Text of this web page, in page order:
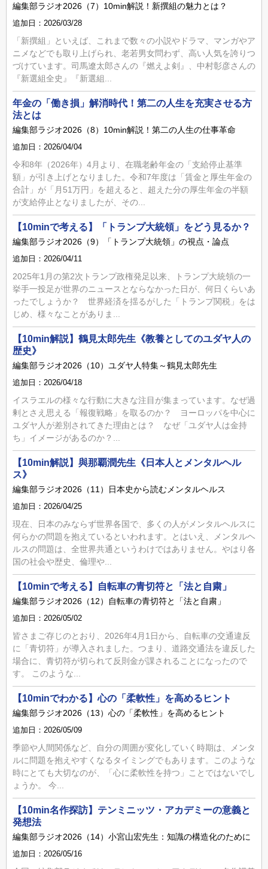
編集部ラジオ2026（7）10min解説！新撰組の魅力とは？
追加日：2026/03/28
「新撰組」といえば、これまで数々の小説やドラマ、マンガやア
ニメなどでも取り上げられ、老若男女問わず、高い人気を誇りつ
づけています。司馬遼太郎さんの『燃えよ剣』、中村彰彦さんの
『新選組全史』『新選組...
年金の「働き損」解消時代！第二の人生を充実させる方
法とは
編集部ラジオ2026（8）10min解説！第二の人生の仕事革命
追加日：2026/04/04
令和8年（2026年）4月より、在職老齢年金の「支給停止基準
額」が引き上げとなりました。令和7年度は「賃金と厚生年金の
合計」が「月51万円」を超えると、超えた分の厚生年金の半額
が支給停止となりましたが、その...
【10minで考える】「トランプ大統領」をどう見るか？
編集部ラジオ2026（9）「トランプ大統領」の視点・論点
追加日：2026/04/11
2025年1月の第2次トランプ政権発足以来、トランプ大統領の一
挙手一投足が世界のニュースとならなかった日が、何日くらいあ
ったでしょうか？ 世界経済を揺るがした「トランプ関税」をは
じめ、様々なことがありま...
【10min解説】鶴見太郎先生《教養としてのユダヤ人の
歴史》
編集部ラジオ2026（10）ユダヤ人特集～鶴見太郎先生
追加日：2026/04/18
イスラエルの様々な行動に大きな注目が集まっています。なぜ過
剰とさえ思える「報復戦略」を取るのか？ ヨーロッパを中心に
ユダヤ人が差別されてきた理由とは？ なぜ「ユダヤ人は金持
ち」イメージがあるのか？...
【10min解説】與那覇潤先生《日本人とメンタルヘル
ス》
編集部ラジオ2026（11）日本史から読むメンタルヘルス
追加日：2026/04/25
現在、日本のみならず世界各国で、多くの人がメンタルヘルスに
何らかの問題を抱えているといわれます。とはいえ、メンタルヘ
ルスの問題は、全世界共通というわけではありません。やはり各
国の社会や歴史、倫理や...
【10minで考える】自転車の青切符と「法と自粛」
編集部ラジオ2026（12）自転車の青切符と「法と自粛」
追加日：2026/05/02
皆さまご存じのとおり、2026年4月1日から、自転車の交通違反
に「青切符」が導入されました。つまり、道路交通法を違反した
場合に、青切符が切られて反則金が課されることになったので
す。 このような...
【10minでわかる】心の「柔軟性」を高めるヒント
編集部ラジオ2026（13）心の「柔軟性」を高めるヒント
追加日：2026/05/09
季節や人間関係など、自分の周囲が変化していく時期は、メンタ
ルに問題を抱えやすくなるタイミングでもあります。このような
時にとても大切なのが、「心に柔軟性を持つ」ことではないでし
ょうか。 今...
【10min名作探訪】テンミニッツ・アカデミーの意義と
発想法
編集部ラジオ2026（14）小宮山宏先生：知識の構造化のために
追加日：2026/05/16